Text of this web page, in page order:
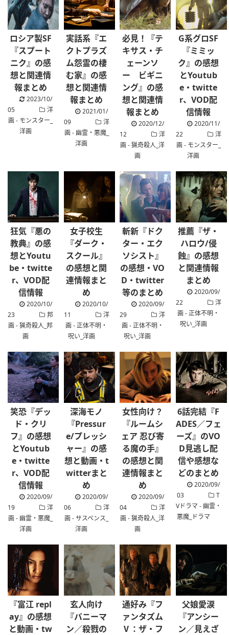
ロシア製SF
『スプート
ニク』の感
想と関連情
報まとめ
2023/10/
05
洋
画 - モンスター_
洋画
実話系『エ
クトプラズ
ム怨霊の棲
む家』の感
想と関連情
報まとめ
2021/01/
09
洋
画 - 幽霊・悪魔_
洋画
必見！『テ
キサス・チ
ェーンソ
ー ビギニ
ング』の感
想と関連情
報まとめ
2020/12/
12
洋
画 - 猟奇殺人_洋
画
G系グロSF
『ミミッ
ク』の感想
とYoutub
e・twitte
r、VOD配
信情報
2020/11/
22
洋
画 - モンスター_
洋画
狂気『悪の
教典』の感
想とYoutu
be・twitte
r、VOD配
信情報
2020/10/
23
邦
画 - 猟奇殺人_邦
画
女子校生
『ダーク・
スクール』
の感想と関
連情報まと
め
2020/10/
11
洋
画 - 正体不明・
呪い_洋画
斬新『ドク
ター・エク
ソシスト』
の感想・VO
D・twitter
等のまとめ
2020/09/
29
洋
画 - 正体不明・
呪い_洋画
推薦『ザ・
ハロウ/侵
蝕』の感想
と関連情報
まとめ
2020/09/
22
洋
画 - 正体不明・
呪い_洋画
笑恐『デッ
ド・クリ
フ』の感想
とYoutub
e・twitte
r、VOD配
信情報
2020/09/
19
洋
画 - 幽霊・悪魔_
洋画
深海モノ
『Pressur
e/プレッシ
ャー』の感
想と動画・t
witterまと
め
2020/09/
06
洋
画 - サスペンス_
洋画
女性向け？
『ルームシ
ェア 忍び寄
る魔の手』
の感想と関
連情報まと
め
2020/09/
04
洋
画 - 猟奇殺人_洋
画
6話完結『F
ADES／フェ
ーズ』のVO
D見逃し配
信や感想な
どのまとめ
2020/09/
03
T
Vドラマ - 幽霊・
悪魔_ドラマ
『富江 repl
ay』の感想
と動画・tw
玄人向け
『バニーマ
ン／殺戮の
通好み『フ
ァンタズム
Ⅴ：ザ・フ
父娘愛涙
『アンシー
ン／見えざ